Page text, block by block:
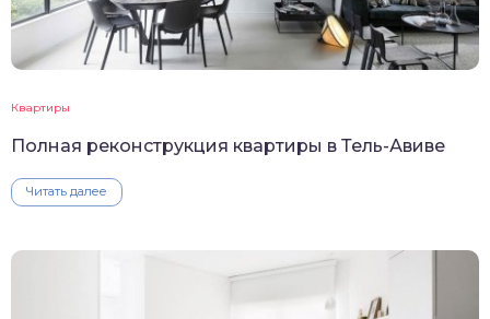
Квартиры
Полная реконструкция квартиры в Тель-Авиве
Читать далее